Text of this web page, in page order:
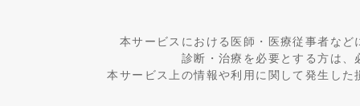
本サービスにおける医師・医療従事者な
診断・治療を必要とする方は
本サービス上の情報や利用に関して発生し